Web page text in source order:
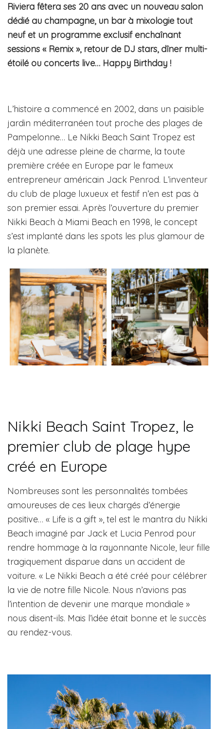
Riviera fêtera ses 20 ans avec un nouveau salon
dédié au champagne, un bar à mixologie tout
neuf et un programme exclusif enchaînant
sessions « Remix », retour de DJ stars, dîner multi-
étoilé ou concerts live… Happy Birthday !
L’histoire a commencé en 2002, dans un paisible
jardin méditerranéen tout proche des plages de
Pampelonne… Le Nikki Beach Saint Tropez est
déjà une adresse pleine de charme, la toute
première créée en Europe par le fameux
entrepreneur américain Jack Penrod. L’inventeur
du club de plage luxueux et festif n’en est pas à
son premier essai. Après l’ouverture du premier
Nikki Beach à Miami Beach en 1998, le concept
s’est implanté dans les spots les plus glamour de
la planète.
Nikki Beach Saint Tropez, le
premier club de plage hype
créé en Europe
Nombreuses sont les personnalités tombées
amoureuses de ces lieux chargés d’énergie
positive… « Life is a gift », tel est le mantra du Nikki
Beach imaginé par Jack et Lucia Penrod pour
rendre hommage à la rayonnante Nicole, leur fille
tragiquement disparue dans un accident de
voiture. « Le Nikki Beach a été créé pour célébrer
la vie de notre fille Nicole. Nous n’avions pas
l’intention de devenir une marque mondiale »
nous disent-ils. Mais l’idée était bonne et le succès
au rendez-vous.